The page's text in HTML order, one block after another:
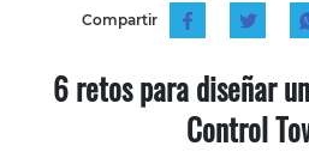
Compartir
6 retos para diseñar
Control